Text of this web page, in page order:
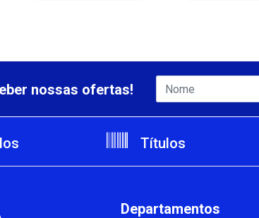
nossas ofertas!
Títulos
Departamentos